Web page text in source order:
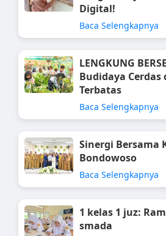
Digital!
Baca Selengkapnya
LENGKUNG
Budidaya Cerdas
Terbatas
Baca Selengkapnya
Sinergi Bersama
Bondowoso
Baca Selengkapnya
1 kelas 1 juz:
smada